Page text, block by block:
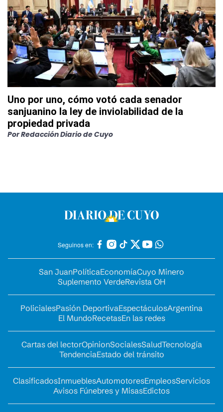
Uno por uno, cómo votó cada senador
sanjuanino la ley de inviolabilidad de la
propiedad privada
PorRedacción Diario de Cuyo
Seguinos en:
San JuanPolíticaEconomíaCuyo Minero
Suplemento VerdeRevista OH
PolicialesPasión DeportivaEspectáculosArgentina
El MundoRecetasEn las redes
Cartas del lectorOpinionSocialesSaludTecnología
TendenciaEstado del tránsito
ClasificadosInmueblesAutomotoresEmpleosServicios
Avisos Fúnebres y MisasEdictos